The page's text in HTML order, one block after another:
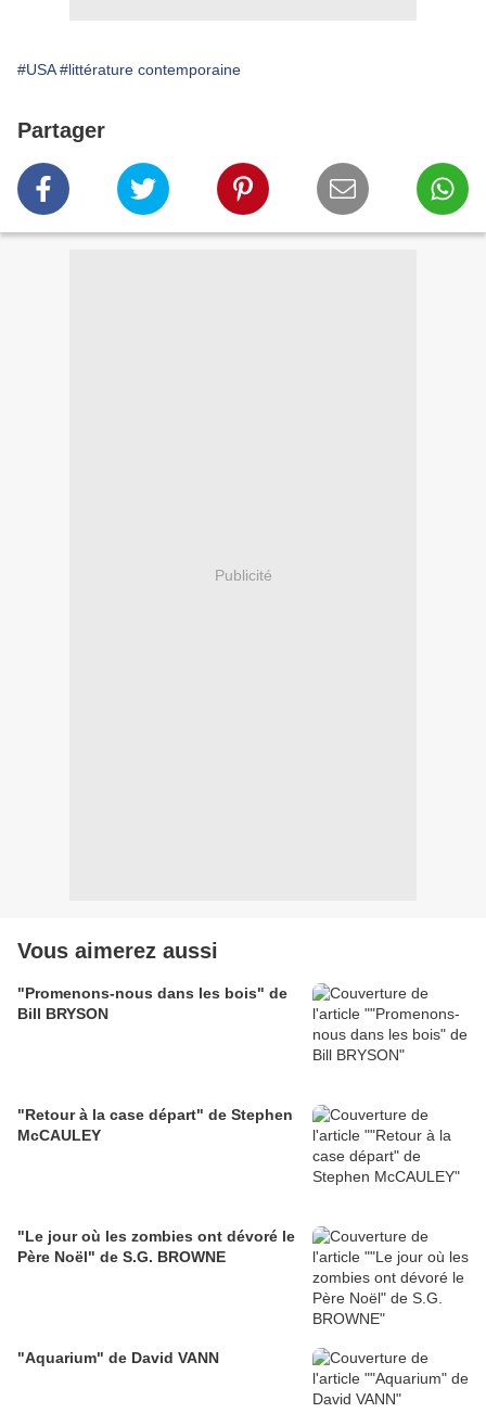
#USA #littérature contemporaine
Partager
Publicité
Vous aimerez aussi
"Promenons-nous dans les bois" de
Bill BRYSON
"Retour à la case départ" de Stephen
McCAULEY
"Le jour où les zombies ont dévoré le
Père Noël" de S.G. BROWNE
"Aquarium" de David VANN